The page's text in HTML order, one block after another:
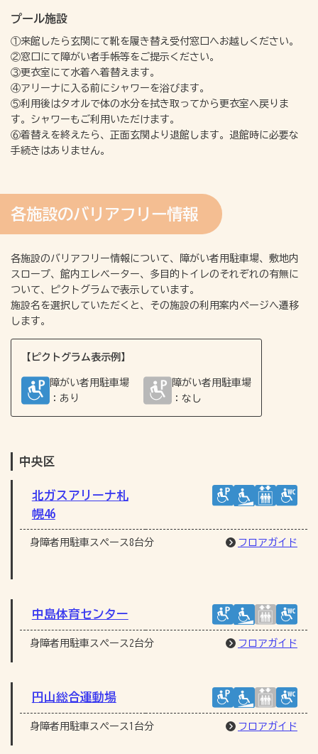
プール施設
①来館したら玄関にて靴を履き替え受付窓口へお越しください。
②窓口にて障がい者手帳等をご提示ください。
③更衣室にて水着へ着替えます。
④アリーナに入る前にシャワーを浴びます。
⑤利用後はタオルで体の水分を拭き取ってから更衣室へ戻りま
す。シャワーもご利用いただけます。
⑥着替えを終えたら、正面玄関より退館します。退館時に必要な
手続きはありません。
各施設のバリアフリー情報
各施設のバリアフリー情報について、障がい者用駐車場、敷地内
スロープ、館内エレベーター、多目的トイレのそれぞれの有無に
ついて、ピクトグラムで表示しています。
施設名を選択していただくと、その施設の利用案内ページへ遷移
します。
【ピクトグラム表示例】
障がい者用駐車場
：あり
障がい者用駐車場
：なし
中央区
北ガスアリーナ札
幌46
身障者用駐車スペース8台分 フロアガイド
中島体育センター
身障者用駐車スペース2台分 フロアガイド
円山総合運動場
身障者用駐車スペース1台分 フロアガイド